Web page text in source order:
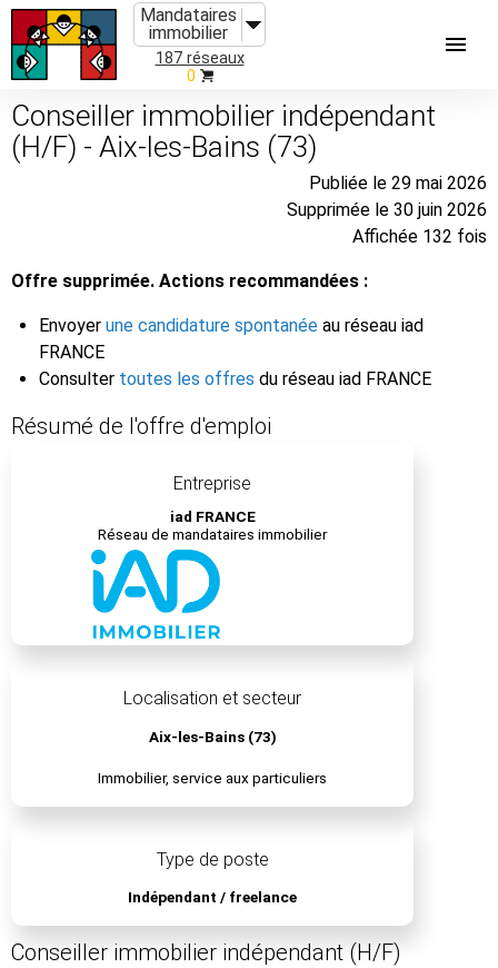
Mandataires
immobilier
187 réseaux
0
Conseiller immobilier indépendant
(H/F) - Aix-les-Bains (73)
Publiée le 29 mai 2026
Supprimée le 30 juin 2026
Affichée 132 fois
Offre supprimée. Actions recommandées :
Envoyer une candidature spontanée au réseau iad
FRANCE
Consulter toutes les offres du réseau iad FRANCE
Résumé de l'offre d'emploi
Entreprise
iad FRANCE
Réseau de mandataires immobilier
Localisation et secteur
Aix-les-Bains (73)
Immobilier, service aux particuliers
Type de poste
Indépendant / freelance
Conseiller immobilier indépendant (H/F)